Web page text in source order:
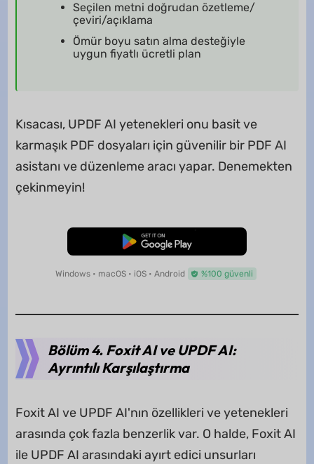
Seçilen metni doğrudan özetleme/
çeviri/açıklama
Ömür boyu satın alma desteğiyle
uygun fiyatlı ücretli plan
Kısacası, UPDF AI yetenekleri onu basit ve
karmaşık PDF dosyaları için güvenilir bir PDF AI
asistanı ve düzenleme aracı yapar. Denemekten
çekinmeyin!
Ücretsiz İndirme
Windows • macOS • iOS • Android %100 güvenli
Bölüm 4. Foxit AI ve UPDF AI:
Ayrıntılı Karşılaştırma
Foxit AI ve UPDF AI'nın özellikleri ve yetenekleri
arasında çok fazla benzerlik var. O halde, Foxit AI
ile UPDF AI arasındaki ayırt edici unsurları